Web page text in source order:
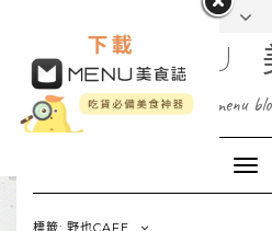
MENU
menu
標籤: 野也CAFE